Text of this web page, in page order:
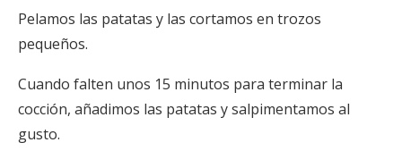
Pelamos las patatas y las cortamos en trozos
pequeños.
Cuando falten unos 15 minutos para terminar la
cocción, añadimos las patatas y salpimentamos al
gusto.